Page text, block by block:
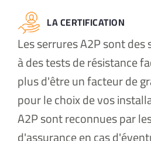
LA CERTIFICATION
Les serrures A2P sont
à des tests de résistance
plus d'être un facteur de
pour le choix de vos
A2P sont reconnues par